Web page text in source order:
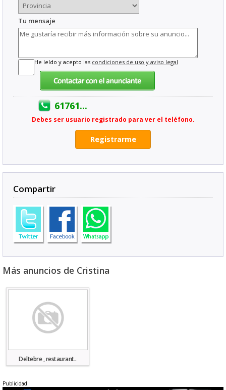
Tu mensaje
He leído y acepto las condiciones de uso y aviso legal
61761...
Debes ser usuario registrado para ver el teléfono.
Registrarme
Compartir
Más anuncios de Cristina
Deltebre , restaurant..
Publicidad